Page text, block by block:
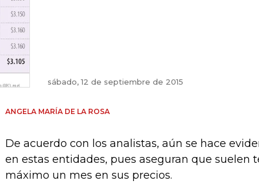
sábado, 12 de septiembre de 2015
ANGELA MARÍA DE LA ROSA
De acuerdo con los analistas, aún se hace
en estas entidades, pues aseguran que suelen
máximo un mes en sus precios.